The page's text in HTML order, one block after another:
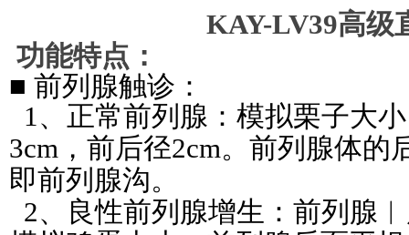
KAY-LV39高级直肠
功能特点：
■ 前列腺触诊：
1、正常前列腺：模拟栗子大
3cm，前后径2cm。前列腺体的
即前列腺沟。
2、良性前列腺增生：前列腺